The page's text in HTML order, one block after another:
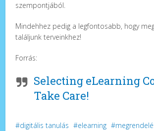
szempontjából.
Mindehhez pedig a legfontosabb, hogy
találjunk terveinkhez!
Forrás:
Selecting eLearning
Take Care!
digitális tanulás elearning